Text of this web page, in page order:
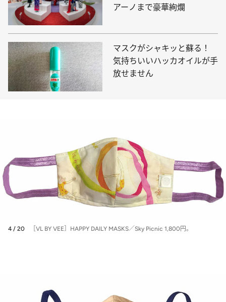
アーノまで豪華絢爛
マスクがシャキッと蘇る！
気持ちいいハッカオイルが手
放せません
4 / 20 ［VL BY VEE］HAPPY DAILY MASKS／Sky Picnic 1,800円。